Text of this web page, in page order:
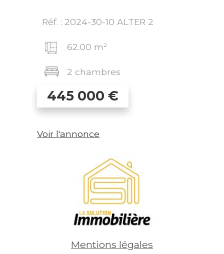
445 000 €
Réf. : 2024-30-10 ALTER 2
62.00 m²
2 chambres
Voir l'annonce
Mentions légales